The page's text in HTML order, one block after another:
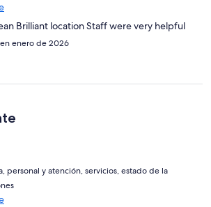
Brilliant location Staff were very helpful
enero de 2026
personal y atención, servicios, estado de la